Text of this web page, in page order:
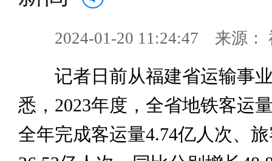
2024-01-20 11:24:47 来源：
记者日前从福建省运输事业
悉，2023年度，全省地铁客运
全年完成客运量4.74亿人次、